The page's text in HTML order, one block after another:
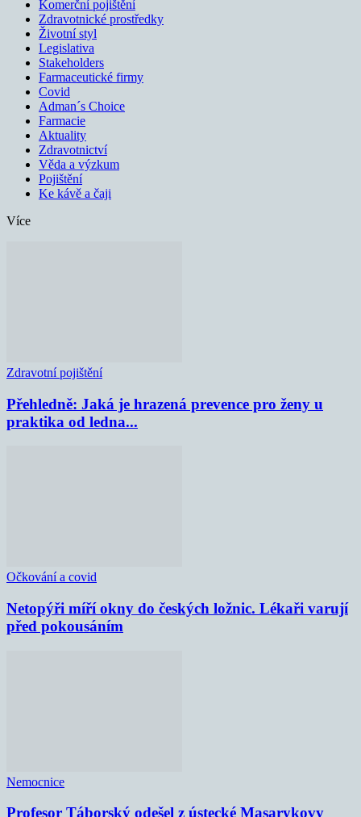
Komerční pojištění
Zdravotnické prostředky
Životní styl
Legislativa
Stakeholders
Farmaceutické firmy
Covid
Adman´s Choice
Farmacie
Aktuality
Zdravotnictví
Věda a výzkum
Pojištění
Ke kávě a čaji
Více
Zdravotní pojištění
Přehledně: Jaká je hrazená prevence pro ženy u
praktika od ledna...
Očkování a covid
Netopýři míří okny do českých ložnic. Lékaři varují
před pokousáním
Nemocnice
Profesor Táborský odešel z ústecké Masarykovy